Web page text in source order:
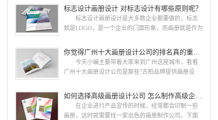
就给大家说说广州画册设计找哪家公司。 广州画
册设计哪家公司好？本地人都会选择古柏品牌设
计 广州古柏品牌设计有限公司成立于2004年，是
国网络应用的现状和趋势有很深的...
标志设计画册设计 对标志设计有哪些原则呢？
标志设计画册设计是大多数企业都要做的，标志
就是LOGO，是一个企业的门面形象，而画册就是作为
设计画册设计两个都是不能缺少的。标志设计画册设
计 简练、概括、完美!即要成功到几乎找不至更好
的替代方案的程度是我们的目标，其难度比之其它任
用目的、适用范畴并深刻...
你觉得广州十大画册设计公司的排名真的重要吗？
今天小编主要带着大家来到广州这座城市，看看
广州十大画册设计公司是那些?古柏品牌提供画册设
计经验,服务过3000多家的广州集团/单位/产品/目录画
册设计/印刷公司。相信不少喜欢设计的小伙伴都会对
今天的内容感兴趣吧! 一、广州的古柏设计 古
如何选择高级画册设计公司 怎么制作高级企业画册
在企业进行产品宣传的时候，经常都会印制一些
画册，这时就需要找一家出色的画册制作公司。下面